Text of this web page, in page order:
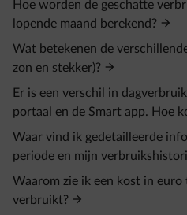
Hoe worden de geschatte
lopende maand berekend?
Wat betekenen de
zon en stekker)?
Er is een verschil in
portaal en de Smart app. Hoe
Waar vind ik gedetailleerde
periode en mijn
Waarom zie ik een kost in
verbruikt?